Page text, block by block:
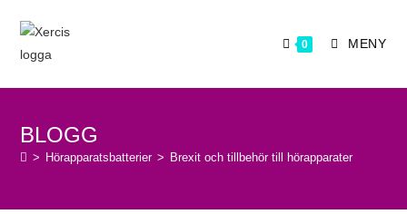
innehållet
0 MENY
BLOGG
> Hörapparatsbatterier > Brexit och tillbehör till hörapparater